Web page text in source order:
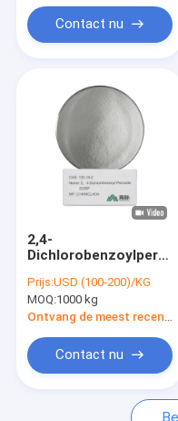
Nieuws
chemische
organische
Nicotine en
Organische
Textiel die Helpers
aminozuur
Contact nu
2,4-
Powerhouse CAS
133-14-2
Prijs:USD (100-200)/KG
MOQ:1000 kg
Ontvang de meest recente Prijs
Contact nu